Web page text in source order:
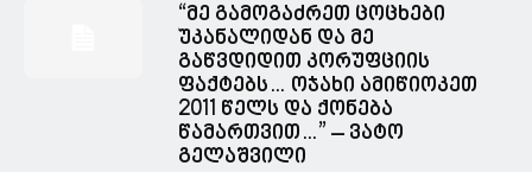
“მე გამოგაძრეთ ცოცხები
უკანალიდან და მე
გაწვდიდით კორუფციის
ფაქტებს… ოჯახი ამიწიოკეთ
2011 წელს და ქონება
წამართვით…” – ვატო
გელაშვილი